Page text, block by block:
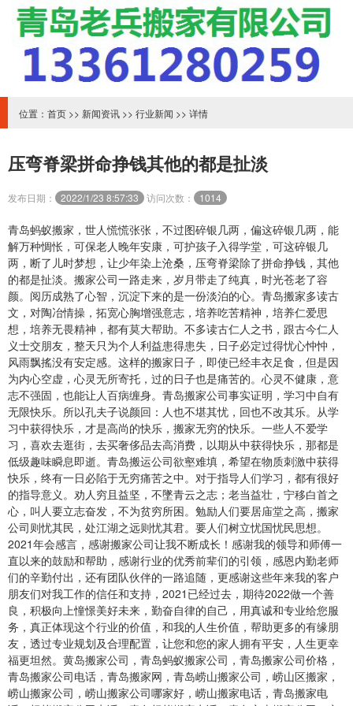
位置： 首页 >> 新闻资讯 >> 行业新闻 >> 详情
压弯脊梁拼命挣钱其他的都是扯淡
发布日期： 2022/1/23 8:57:33 访问次数： 1014
青岛蚂蚁搬家 ，世人慌慌张张，不过图碎银几两，偏这碎银几两，能
解万种惆怅，可保老人晚年安康，可护孩子入得学堂，可这碎银几
两，断了儿时梦想，让少年染上沧桑，压弯脊梁除了拼命挣钱，其他
的都是扯淡。搬家公司一路走来，岁月带走了纯真，时光苍老了容
颜。阅历成熟了心智，沉淀下来的是一份淡泊的心。青岛搬家多读古
文，对陶冶情操，拓宽心胸增强意志，培养吃苦精神，培养仁爱思
想，培养无畏精神，都有莫大帮助。不多读古仁人之书，跟古今仁人
义士交朋友，整天只为个人利益患得患失，日子必定过得忧心忡忡，
风雨飘搖没有安定感。这样的搬家日子，即使已经丰衣足食，但是因
为内心空虚，心灵无所寄托，过的日子也是痛苦的。心灵不健康，意
志不强固，也能让人百病缠身。 青岛搬家公司事实证明，学习中自有
无限快乐。所以孔夫子说颜回：人也不堪其忧，回也不改其乐。从学
习中获得快乐，才是高尚的快乐，搬家无穷的快乐。一些人不爱学
习，喜欢去逛街，去买奢侈品去高消费，以期从中获得快乐，那都是
低级趣味瞬息即逝。 青岛搬运公司欲壑难填，希望在物质刺激中获得
快乐，终有一日必陷于无穷痛苦之中。对于指导人们学习，都有很好
的指导意义。劝人穷且益坚，不墜青云之志；老当益壮，宁移白首之
心，叫人要立志奋发，不为贫穷所困。勉励人们要居庙堂之高，搬家
公司则忧其民，处江湖之远则忧其君。要人们树立忧国忧民思想。
2021年会感言，感谢搬家公司让我不断成长！感谢我的领导和师傅一
直以来的鼓励和帮助，感谢行业的优秀前辈们的引领，感恩内勤老师
们的辛勤付出，还有团队伙伴的一路追随，更感谢这些年来我的客户
朋友们对我工作的信任和支持，2021已经过去，期待2022做一个善
良，积极向上憧憬美好未来，勤奋自律的自己，用真诚和专业给您服
务，真正体现这个行业的价值，和我的人生价值，帮助更多的有缘朋
友，透过专业规划及合理配置，让您和您的家人拥有平安，人生更幸
福更坦然。 黄岛搬家公司 ，青岛蚂蚁搬家公司，青岛搬家公司价格，
青岛搬家公司电话，青岛搬家网，青岛崂山搬家公司，崂山区搬家，
崂山搬家公司，崂山搬家公司哪家好，崂山搬家电话，青岛搬家电